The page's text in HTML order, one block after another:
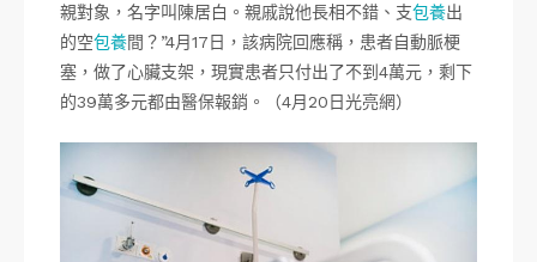
親對象，名字叫陳居白。親戚說他長相不錯、支包養出
的空包養間？”4月17日，該病院回應稱，患者自動脈梗
塞，做了心臟支架，現實患者只付出了不到4萬元，剩下
的39萬多元都由醫保報銷。（4月20日光亮網）